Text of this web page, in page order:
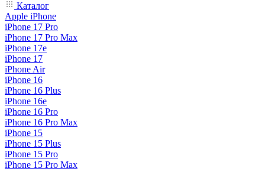
Каталог
Apple iPhone
iPhone 17 Pro
iPhone 17 Pro Max
iPhone 17e
iPhone 17
iPhone Air
iPhone 16
iPhone 16 Plus
iPhone 16e
iPhone 16 Pro
iPhone 16 Pro Max
iPhone 15
iPhone 15 Plus
iPhone 15 Pro
iPhone 15 Pro Max